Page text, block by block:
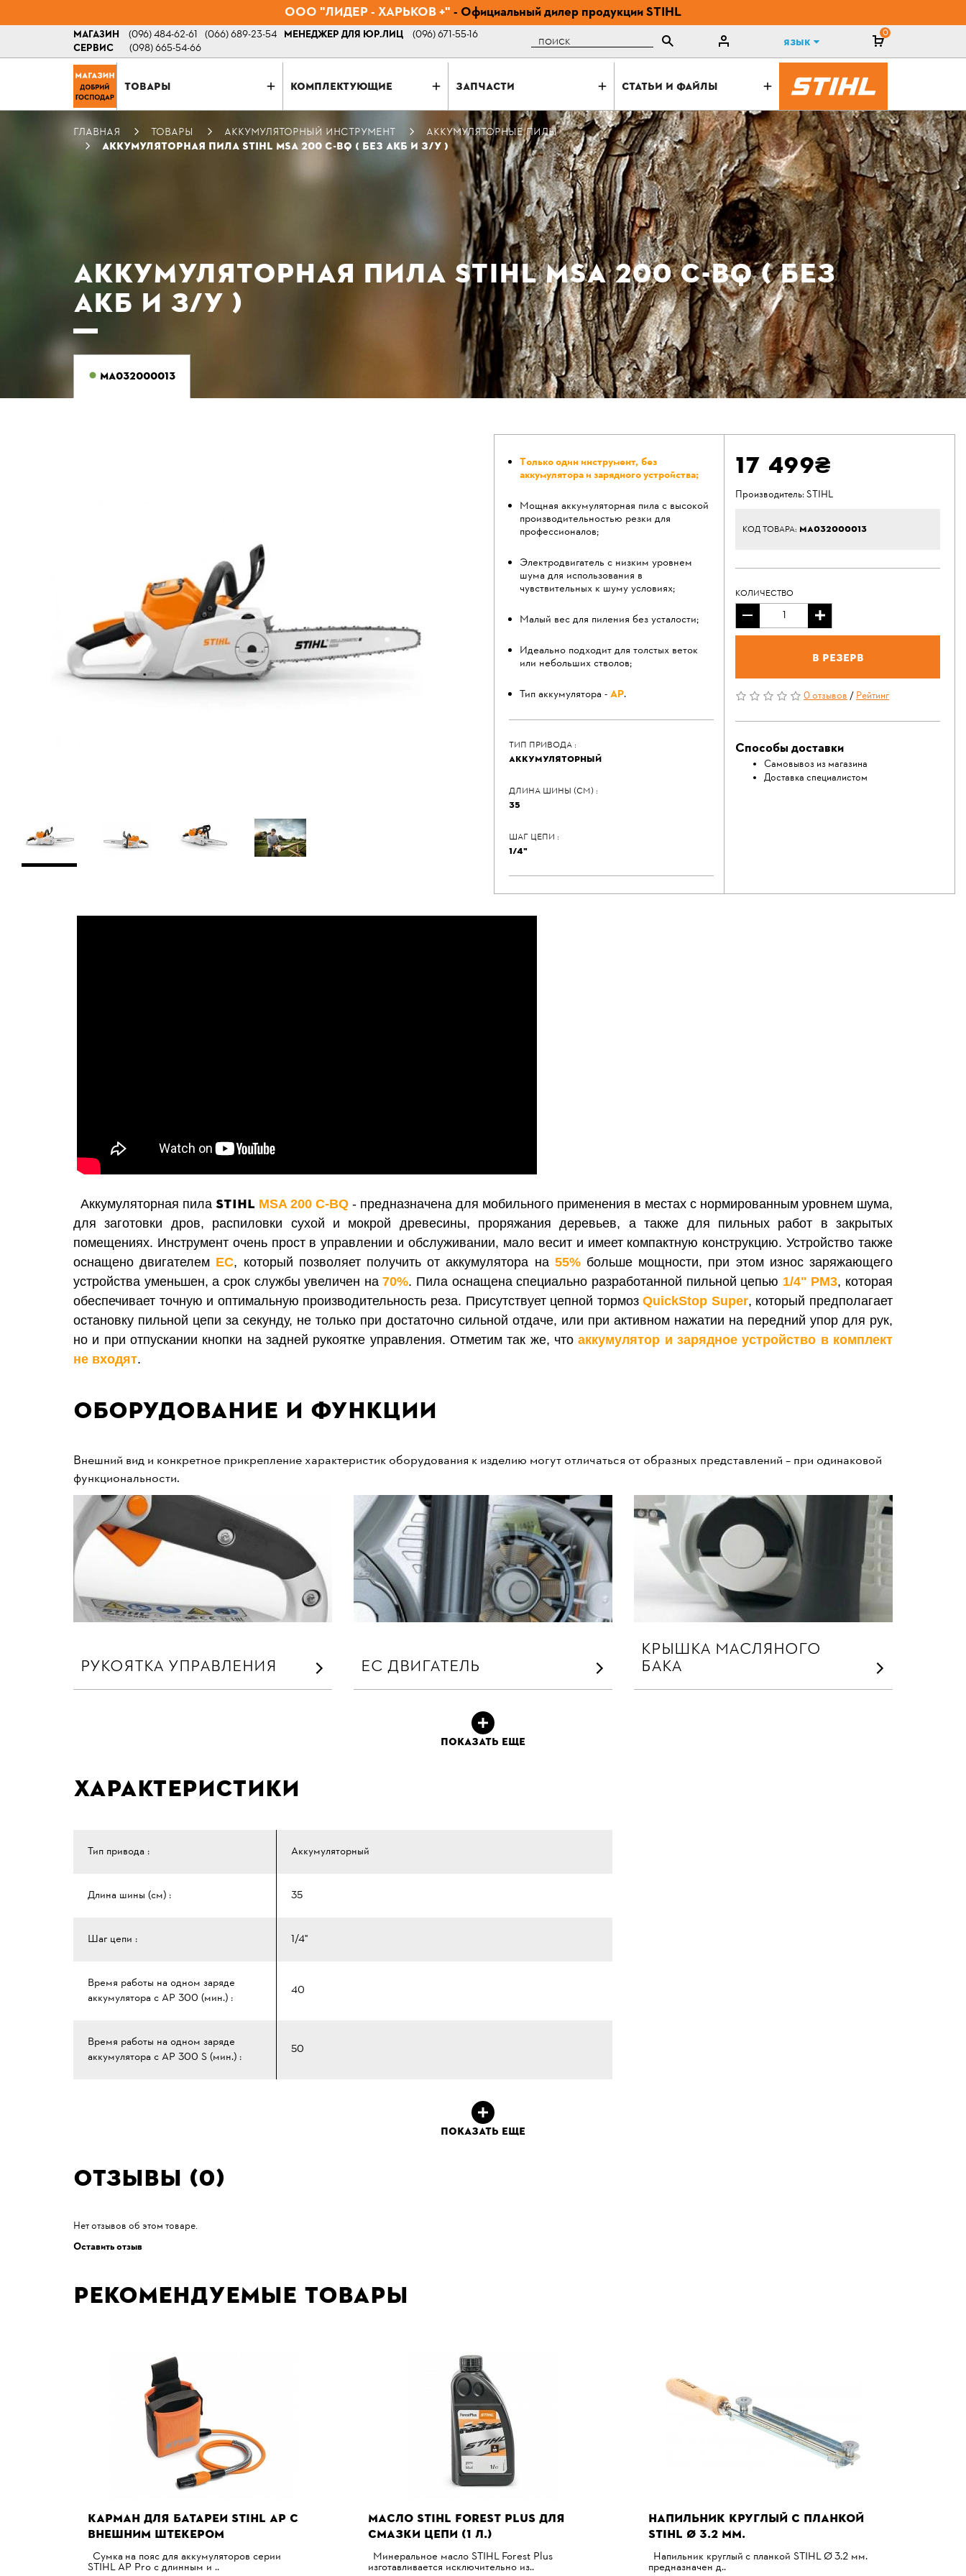
ООО "ЛИДЕР - ХАРЬКОВ +" - Официальный дилер продукции STIHL
МАГАЗИН (096) 484-62-61 (066) 689-23-54 МЕНЕДЖЕР ДЛЯ ЮР.ЛИЦ
(096) 671-55-16
СЕРВИС
(098) 665-54-66 Поиск Язык
0
ТОВАРЫ КОМПЛЕКТУЮЩИЕ ЗАПЧАСТИ СТАТЬИ И ФАЙЛЫ
ГЛАВНАЯ ТОВАРЫ АККУМУЛЯТОРНЫЙ ИНСТРУМЕНТ
АККУМУЛЯТОРНЫЕ ПИЛЫ
АККУМУЛЯТОРНАЯ ПИЛА STIHL MSA 200 C-BQ ( БЕЗ АКБ И З/У )
АККУМУЛЯТОРНАЯ ПИЛА STIHL MSA 200 C-BQ ( БЕЗ
АКБ И З/У )
MA032000013
Только один инструмент,без
аккумулятора и зарядного устройства;
Мощная аккумуляторная пила с высокой
производительностью резки для
профессионалов;
Электродвигатель с низким уровнем
шума для использования в
чувствительных к шуму условиях;
Малый вес для пиления без усталости;
Идеально подходит для толстых веток
или небольших стволов;
Тип аккумулятора -АР.
ТИП ПРИВОДА :
АККУМУЛЯТОРНЫЙ
ДЛИНА ШИНЫ (СМ) :
35
ШАГ ЦЕПИ :
1/4"
17 499₴
Производитель:STIHL
КОД ТОВАРА: MA032000013
КОЛИЧЕСТВО
В резерв
0 отзывов/Рейтинг
Способы доставки
Самовывоз из магазина
Доставка специалистом
Аккумуляторная пила STIHL MSA 200 C-BQ - предназначена для мобильного применения в местах с нормированным уровнем шума,
для заготовки дров, распиловки сухой и мокрой древесины, проряжания деревьев, а также для пильных работ в закрытых
помещениях. Инструмент очень прост в управлении и обслуживании, мало весит и имеет компактную конструкцию. Устройство также
оснащено двигателем ЕС, который позволяет получить от аккумулятора на 55%больше мощности, при этом износ заряжающего
устройства уменьшен, а срок службы увеличен на70%. Пила оснащена специально разработанной пильной цепью 1/4" PM3, которая
обеспечивает точную и оптимальную производительность реза. Присутствует цепной тормозQuickStop Super, который предполагает
остановку пильной цепи за секунду, не только при достаточно сильной отдаче, или при активном нажатии на передний упор для рук,
но и при отпускании кнопки на задней рукоятке управления. Отметим так же, что аккумулятор и зарядное устройство в комплект
не входят.
Оборудование и функции
Внешний вид и конкретное прикрепление характеристик оборудования к изделию могут отличаться от образных представлений – при одинаковой
функциональности.
РУКОЯТКА УПРАВЛЕНИЯ ЕС ДВИГАТЕЛЬ
КРЫШКА МАСЛЯНОГО
БАКА
ПОКАЗАТЬ ЕЩЕ
Характеристики
Тип привода : Аккумуляторный
Длина шины (см) : 35
Шаг цепи : 1/4"
Время работы на одном заряде
аккумулятора с AP 300 (мин.) :
40
Время работы на одном заряде
аккумулятора с AP 300 S (мин.) :
50
ПОКАЗАТЬ ЕЩЕ
Отзывы (0)
Нет отзывов об этом товаре.
Оставить отзыв
Рекомендуемые товары
КАРМАН ДЛЯ БАТАРЕИ STIHL AP С
ВНЕШНИМ ШТЕКЕРОМ
Сумка на пояс для аккумуляторов серии
STIHL АР Pro с длинным и ..
МАСЛО STIHL FOREST PLUS ДЛЯ
СМАЗКИ ЦЕПИ (1 Л.)
Минеральное масло STIHL Forest Plus
изготавливается исключительно из..
НАПИЛЬНИК КРУГЛЫЙ С ПЛАНКОЙ
STIHL Ø 3.2 ММ.
Напильник круглый с планкой STIHL Ø 3.2 мм.
предназначен д..